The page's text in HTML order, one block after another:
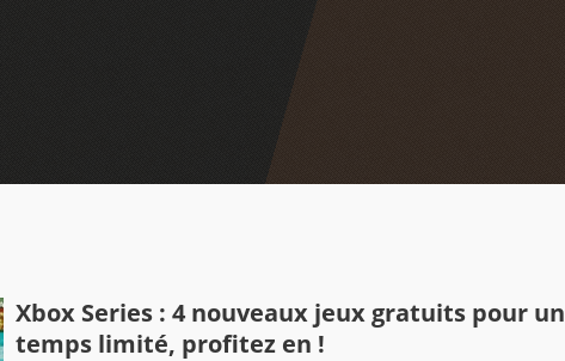
Xbox Series : 4 nouveaux jeux gratuits pour un
temps limité, profitez en !